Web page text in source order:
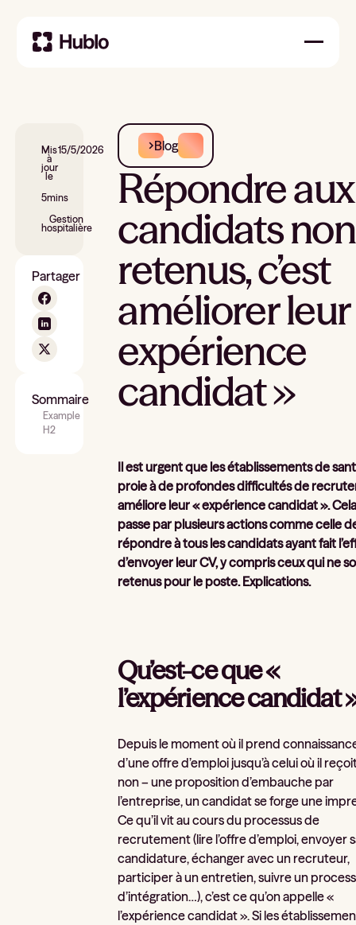
Mis
à
jour
le
15/5/2026
5mins
Gestion
hospitalière
Partager
Sommaire
Example
H2
Blog
Répondre aux
candidats non
retenus, c’est
améliorer
expérience
candidat »
Il est urgent que les établissements de
proie à de profondes difficultés de
améliore leur « expérience candidat ».
passe par plusieurs actions comme celle
répondre à tous les candidats ayant fait
d’envoyer leur CV, y compris ceux qui ne
retenus pour le poste. Explications.
Qu’est-ce que «
l’expérience candidat
Depuis le moment où il prend
d’une offre d’emploi jusqu’à celui où il
non – une proposition d’embauche par
l’entreprise, un candidat se forge une
Ce qu’il vit au cours du processus de
recrutement (lire l’offre d’emploi, envoyer
candidature, échanger avec un recruteur,
participer à un entretien, suivre un
d’intégration…), c’est ce qu’on appelle «
l’expérience candidat ». Si les